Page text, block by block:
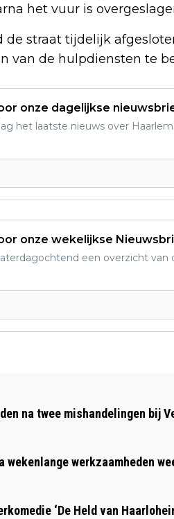
het vuur is
de straat tijdelijk
van de hulpdiensten te
onze dagelijkse
het laatste nieuws over
onze wekelijkse
een overzicht van
HAARLEM
BOUWEN AAN
na twee mishandelingen bij
wekenlange werkzaamheden
‘De Held van